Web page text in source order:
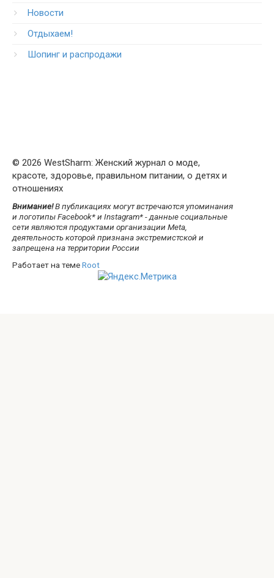
Новости
Отдыхаем!
Шопинг и распродажи
© 2026 WestSharm: Женский журнал о моде,
красоте, здоровье, правильном питании, о детях и
отношениях
Внимание!В публикациях могут встречаются упоминания
и логотипы Facebook* и Instagram* - данные социальные
сети являются продуктами организации Meta,
деятельность которой признана экстремистской и
запрещена на территории России
Работает на темеRoot